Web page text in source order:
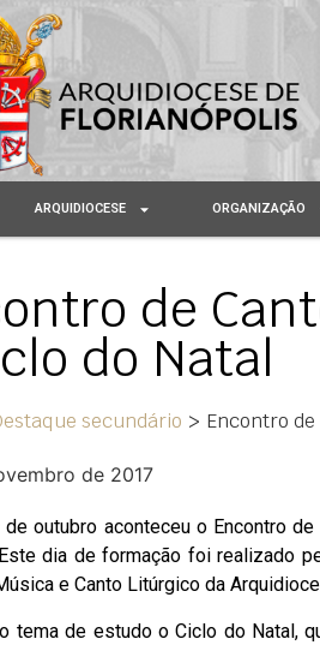
ARQUIDIOCESE ORGANIZAÇÃO
de
do Natal
secundário > Encontro
de 2017
outubro aconteceu o Encontro
dia de formação foi realizado
e Canto Litúrgico da
tema de estudo o Ciclo do Natal,